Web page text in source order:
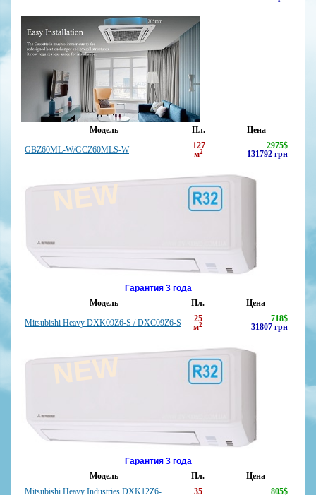
Модель Пл.
Цена
GBZ60ML-W/GCZ60MLS-W
127
м2
2975$
131792 грн
NEW
Гарантия 3 года
Модель
Пл.
Цена
Mitsubishi Heavy DXK09Z6-S / DXC09Z6-S
25
м2
718$
31807 грн
NEW
Гарантия 3 года
Модель
Пл.
Цена
Mitsubishi Heavy Industries DXK12Z6-
35 805$